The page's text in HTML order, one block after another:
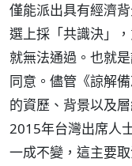
僅能派出具有經濟
選上採「共識決」
就無法通過。也就
同意。儘管《諒解
的資歷、背景以及
2015年台灣出席人
一成不變，這主要